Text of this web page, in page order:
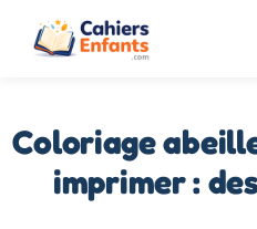
Coloriage
imprimer :